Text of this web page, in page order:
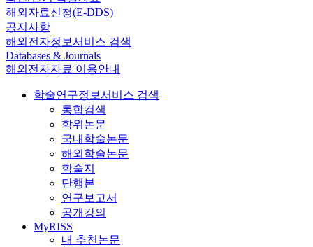
해외자료신청(E-DDS)
공지사항
해외전자정보서비스 검색
Databases & Journals
해외전자자료 이용안내
학술연구정보서비스 검색
통합검색
학위논문
국내학술논문
해외학술논문
학술지
단행본
연구보고서
공개강의
MyRISS
내 추천논문